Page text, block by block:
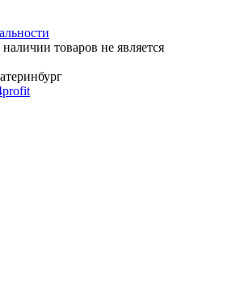
товаров не является